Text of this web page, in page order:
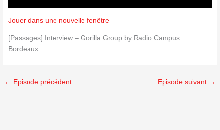
Jouer dans une nouvelle fenêtre
[Passages] Interview – Gorilla Group by Radio Campus
Bordeaux
← Episode précédent Episode suivant →